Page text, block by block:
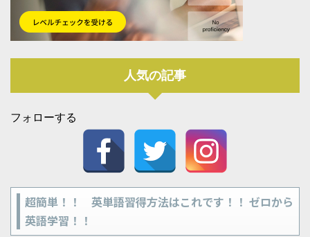
人気の記事
フォローする
超簡単！！ 英単語習得方法はこれです！！ ゼロから
英語学習！！